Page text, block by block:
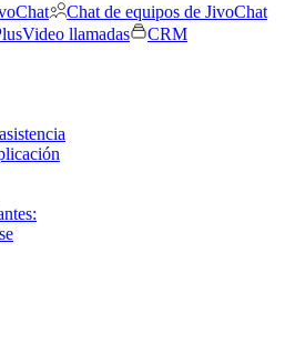
Chat de equipos de JivoChat
Video llamadas
CRM